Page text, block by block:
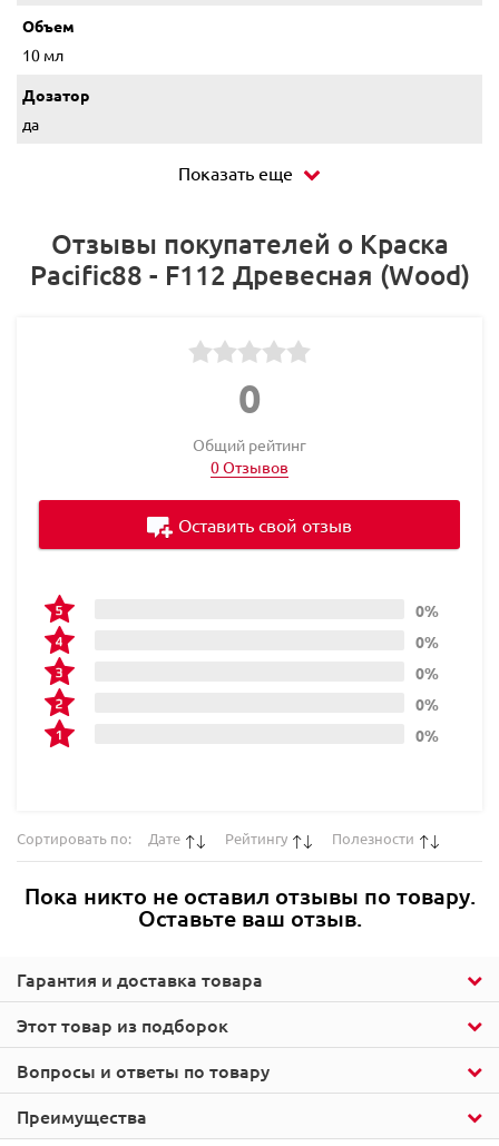
Объем
10 мл
Дозатор
да
Показать еще
Этот товар из подборок
Гарантия и доставка товара
Отзывы покупателей о Краска
Pacific88 - F112 Древесная (Wood)
0
Общий рейтинг
0 Отзывов
0%
0%
0%
0%
0%
Оставить свой отзыв
Сортировать по: Дате Рейтингу Полезности
Пока никто не оставил отзывы по товару.
Оставьте ваш отзыв.
Вопросы и ответы по товару
Преимущества